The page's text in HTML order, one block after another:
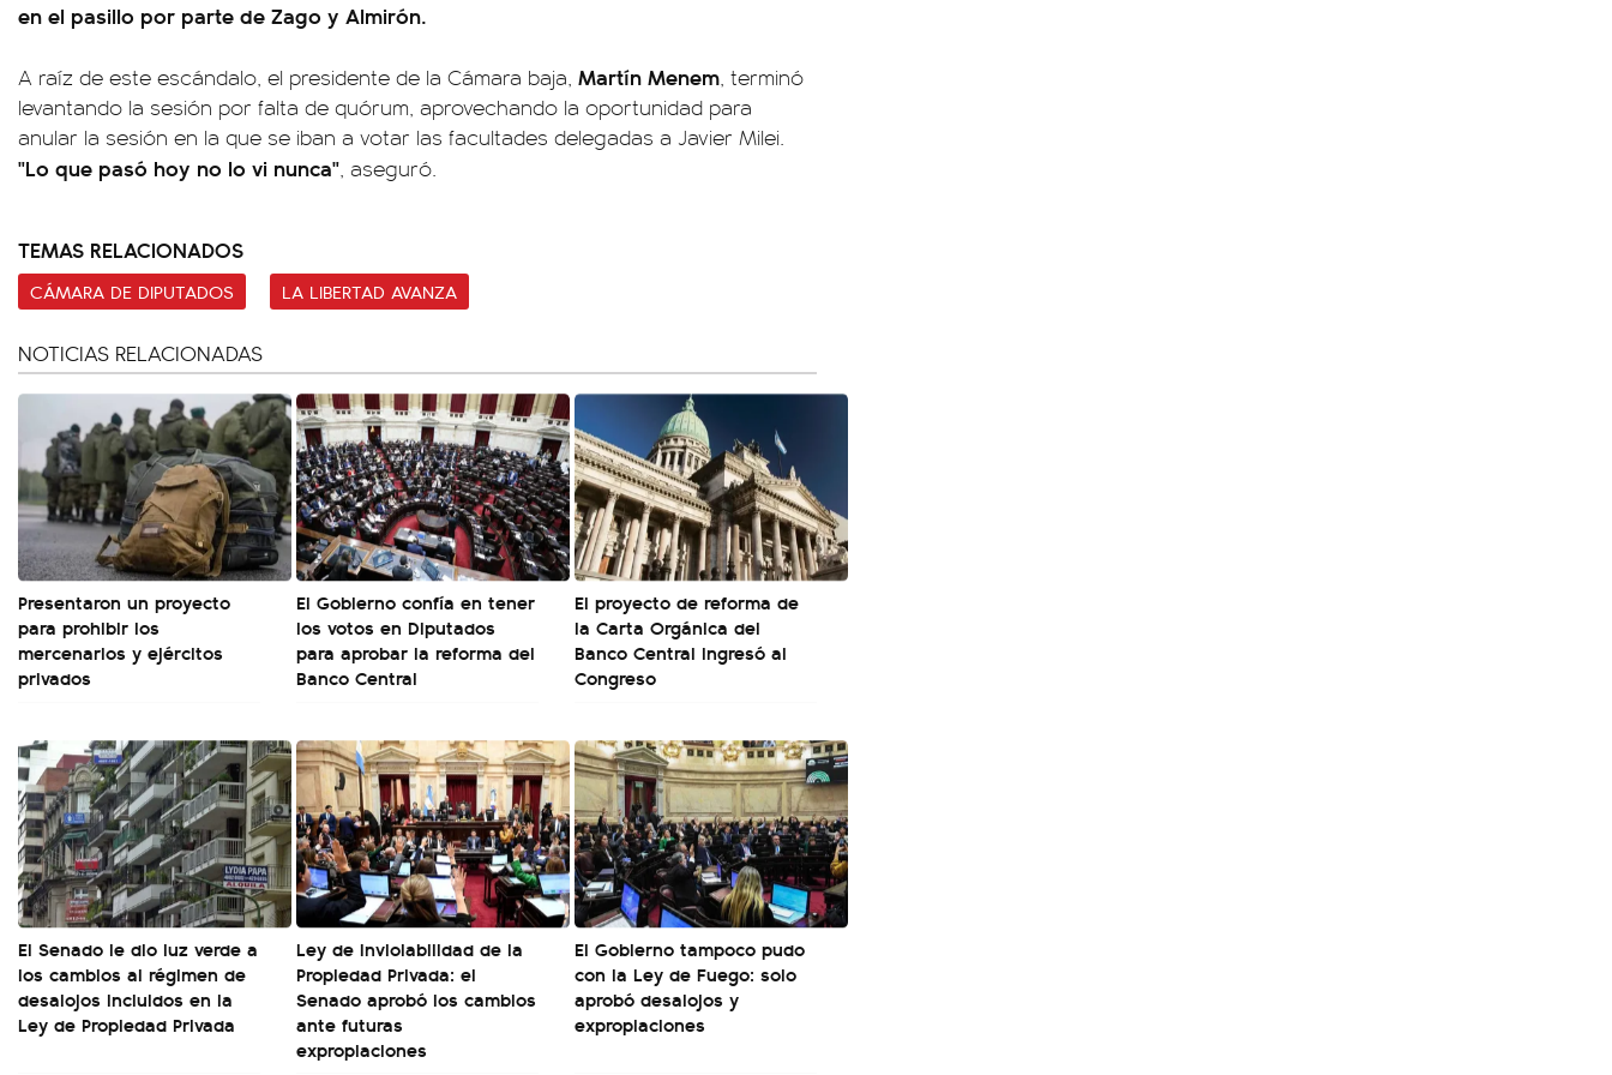
en el pasillo por parte de Zago y Almirón.
A raíz de este escándalo, el presidente de la Cámara baja, Martín Menem , terminó
levantando la sesión por falta de quórum, aprovechando la oportunidad para
anular la sesión en la que se iban a votar las facultades delegadas a Javier Milei.
"Lo que pasó hoy no lo vi nunca" , aseguró.
TEMAS RELACIONADOS
CÁMARA DE DIPUTADOS LA LIBERTAD AVANZA
NOTICIAS RELACIONADAS
Presentaron un proyecto
para prohibir los
mercenarios y ejércitos
privados
El Gobierno confía en tener
los votos en Diputados
para aprobar la reforma del
Banco Central
El proyecto de reforma de
la Carta Orgánica del
Banco Central ingresó al
Congreso
El Senado le dio luz verde a
los cambios al régimen de
desalojos incluidos en la
Ley de Propiedad Privada
Ley de Inviolabilidad de la
Propiedad Privada: el
Senado aprobó los cambios
ante futuras
expropiaciones
El Gobierno tampoco pudo
con la Ley de Fuego: solo
aprobó desalojos y
expropiaciones